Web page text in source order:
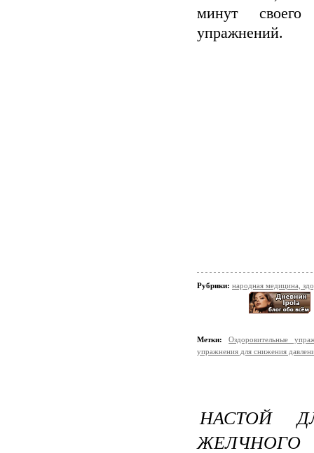
минут своего
упражнений.
Рубрики: народная медицина,
Метки:
Оздоровительные
упражнения для снижения
НАСТОЙ